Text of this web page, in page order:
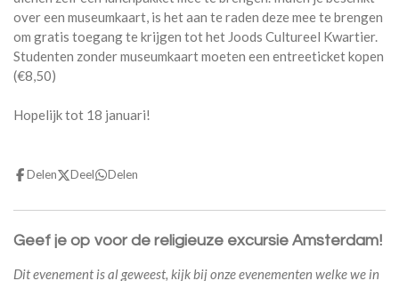
over een museumkaart, is het aan te raden deze mee te brengen
om gratis toegang te krijgen tot het Joods Cultureel Kwartier.
Studenten zonder museumkaart moeten een entreeticket kopen
(€8,50)
Hopelijk tot 18 januari!
Delen Deel Delen
Geef je op voor de religieuze excursie Amsterdam!
Dit evenement is al geweest, kijk bij onze evenementen welke we in